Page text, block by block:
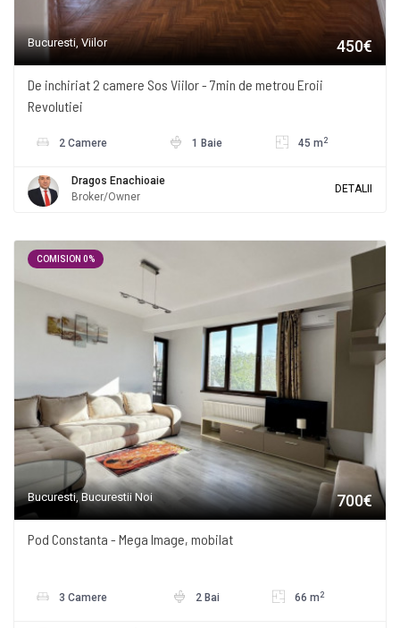
Bucuresti, Viilor 450€
De inchiriat 2 camere Sos Viilor - 7min de metrou Eroii
Revolutiei
2 Camere 1 Baie 45 m 2
Dragos Enachioaie
Broker/Owner
DETALII
COMISION 0%
Bucuresti, Bucurestii Noi 700€
Pod Constanta - Mega Image, mobilat
3 Camere 2 Bai 66 m 2